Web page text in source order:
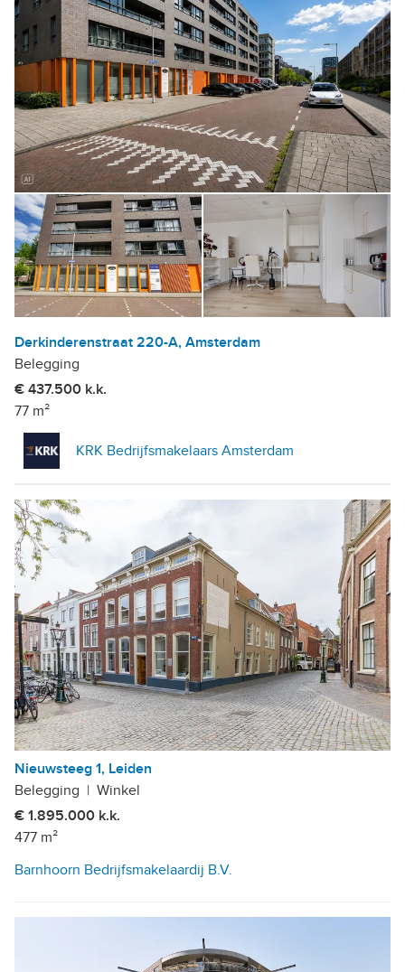
Derkinderenstraat 220-A, Amsterdam
Belegging
€ 437.500 k.k.
77 m²
KRK Bedrijfsmakelaars Amsterdam
Nieuwsteeg 1, Leiden
Belegging | Winkel
€ 1.895.000 k.k.
477 m²
Barnhoorn Bedrijfsmakelaardij B.V.